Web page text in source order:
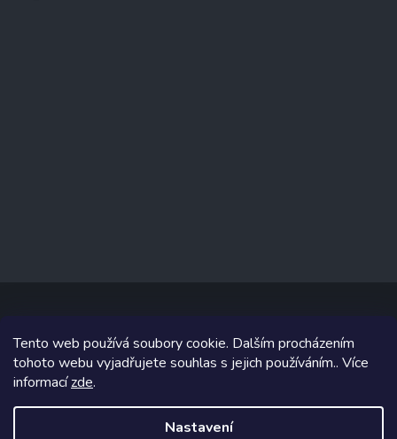
Tento web používá soubory cookie. Dalším procházením
tohoto webu vyjadřujete souhlas s jejich používáním.. Více
informacízde.
Nastavení
Copyright 2026www.prizealize.cz. Všechna práva vyhrazena.
Grafický návrh vytvořil a na Shoptet implementoval
Shoptetak.cz.